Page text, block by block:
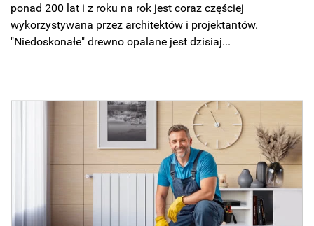
ponad 200 lat i z roku na rok jest coraz częściej
wykorzystywana przez architektów i projektantów.
"Niedoskonałe" drewno opalane jest dzisiaj...